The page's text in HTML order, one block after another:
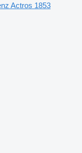
Actros 1853